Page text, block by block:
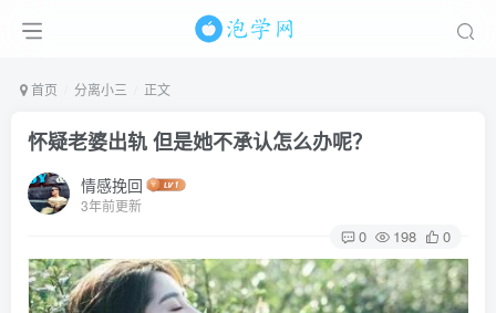
首页 分离小三 正文
怀疑老婆出轨 但是她不承认怎么办呢？
情感挽回
3年前更新
0 198 0